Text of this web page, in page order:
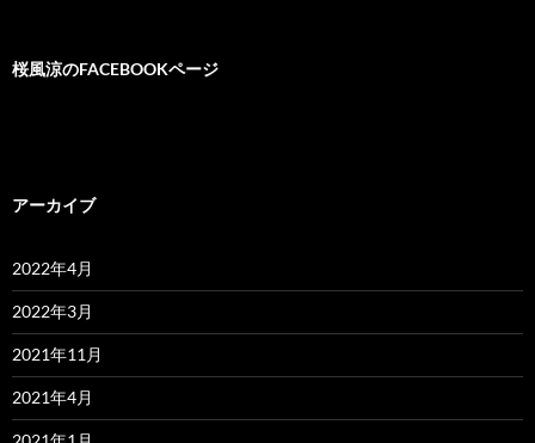
桜風涼のFACEBOOKページ
アーカイブ
2022年4月
2022年3月
2021年11月
2021年4月